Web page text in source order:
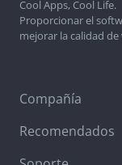
Cool Apps, Cool Life.
Proporcionar el
mejorar la calidad
Compañía
Recomendados